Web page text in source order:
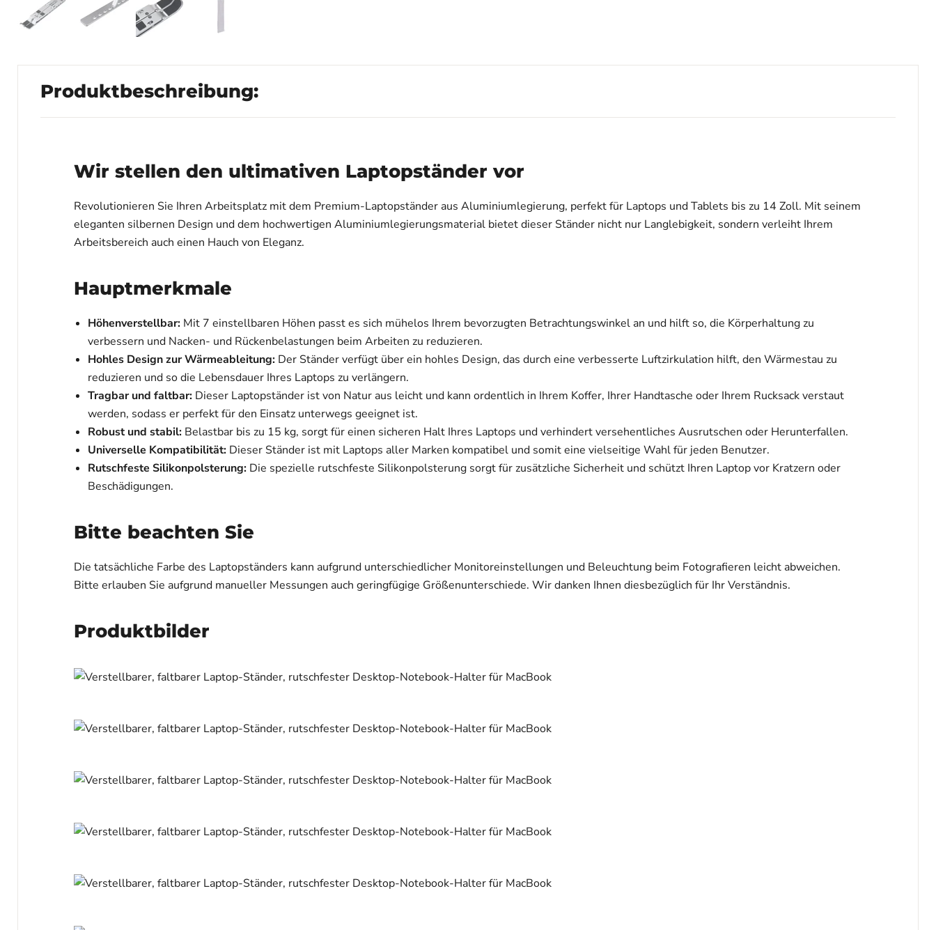
Produktbeschreibung:
Wir stellen den ultimativen Laptopständer vor
Revolutionieren Sie Ihren Arbeitsplatz mit dem Premium-Laptopständer aus Aluminiumlegierung, perfekt für Laptops und Tablets bis zu 14 Zoll. Mit seinem
eleganten silbernen Design und dem hochwertigen Aluminiumlegierungsmaterial bietet dieser Ständer nicht nur Langlebigkeit, sondern verleiht Ihrem
Arbeitsbereich auch einen Hauch von Eleganz.
Hauptmerkmale
Höhenverstellbar: Mit 7 einstellbaren Höhen passt es sich mühelos Ihrem bevorzugten Betrachtungswinkel an und hilft so, die Körperhaltung zu
verbessern und Nacken- und Rückenbelastungen beim Arbeiten zu reduzieren.
Hohles Design zur Wärmeableitung: Der Ständer verfügt über ein hohles Design, das durch eine verbesserte Luftzirkulation hilft, den Wärmestau zu
reduzieren und so die Lebensdauer Ihres Laptops zu verlängern.
Tragbar und faltbar: Dieser Laptopständer ist von Natur aus leicht und kann ordentlich in Ihrem Koffer, Ihrer Handtasche oder Ihrem Rucksack verstaut
werden, sodass er perfekt für den Einsatz unterwegs geeignet ist.
Robust und stabil: Belastbar bis zu 15 kg, sorgt für einen sicheren Halt Ihres Laptops und verhindert versehentliches Ausrutschen oder Herunterfallen.
Universelle Kompatibilität: Dieser Ständer ist mit Laptops aller Marken kompatibel und somit eine vielseitige Wahl für jeden Benutzer.
Rutschfeste Silikonpolsterung: Die spezielle rutschfeste Silikonpolsterung sorgt für zusätzliche Sicherheit und schützt Ihren Laptop vor Kratzern oder
Beschädigungen.
Bitte beachten Sie
Die tatsächliche Farbe des Laptopständers kann aufgrund unterschiedlicher Monitoreinstellungen und Beleuchtung beim Fotografieren leicht abweichen.
Bitte erlauben Sie aufgrund manueller Messungen auch geringfügige Größenunterschiede. Wir danken Ihnen diesbezüglich für Ihr Verständnis.
Produktbilder